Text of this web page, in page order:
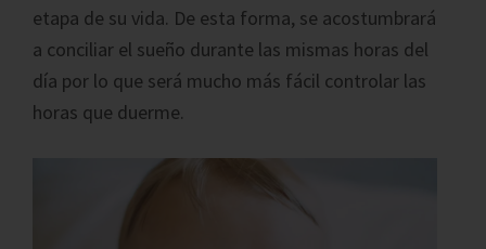
etapa de su vida. De esta forma, se acostumbrará
a conciliar el sueño durante las mismas horas del
día por lo que será mucho más fácil controlar las
horas que duerme.